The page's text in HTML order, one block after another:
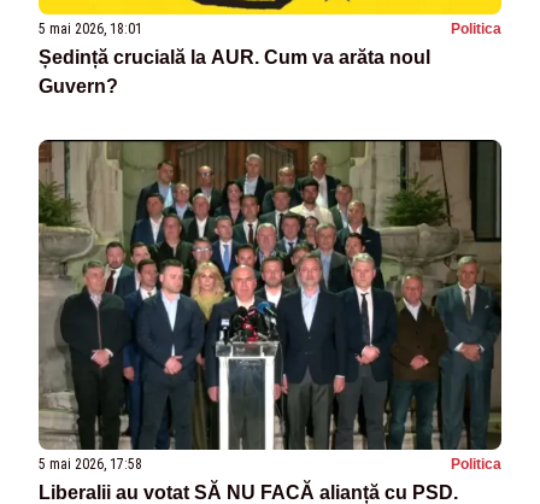
5 mai 2026, 18:01 Politica
Ședință crucială la AUR. Cum va arăta noul
Guvern?
5 mai 2026, 17:58 Politica
Liberalii au votat SĂ NU FACĂ alianță cu PSD.